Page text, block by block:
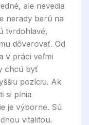
ale nevedia
nerady berú na
tvrdohlavé,
dôverovať. Od
v práci veľmi
chcú byť
pozíciu. Ak
si plnia
je výborne. Sú
vitalitou.